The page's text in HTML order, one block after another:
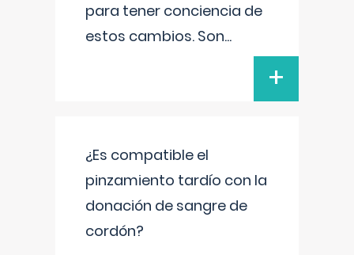
para tener conciencia de
estos cambios. Son...
+
¿Es compatible el
pinzamiento tardío con la
donación de sangre de
cordón?